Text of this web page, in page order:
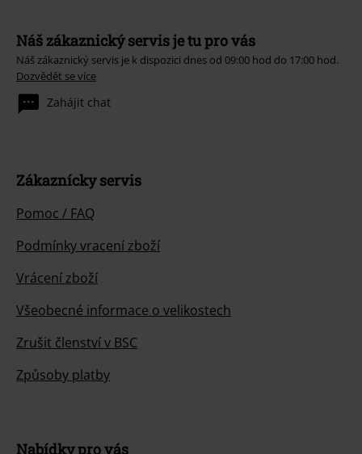
Náš zákaznický servis je tu pro vás
Náš zákaznický servis je k dispozici dnes od 09:00 hod do 17:00 hod.
Dozvědět se více
Zahájit chat
Zákaznícky servis
Pomoc / FAQ
Podmínky vracení zboží
Vrácení zboží
Všeobecné informace o velikostech
Zrušit členství v BSC
Způsoby platby
Nabídky pro vás